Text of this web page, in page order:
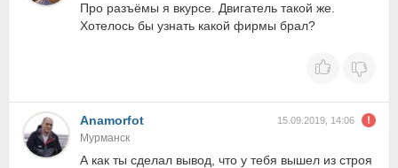
Про разъёмы я вкурсе. Двигатель такой же.
Хотелось бы узнать какой фирмы брал?
Anamorfot 15.09.2019, 14:06
Мурманск
А как ты сделал вывод, что у тебя вышел из строя